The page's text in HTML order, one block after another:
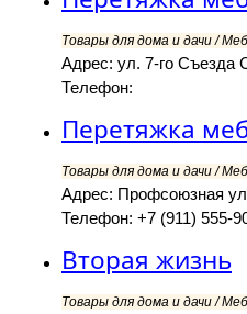
Товары для дома и дачи /
Адрес: ул. 7-го Съезда
Телефон:
Перетяжка
Товары для дома и дачи /
Адрес: Профсоюзная
Телефон: +7 (911) 555-
Вторая жизнь
Товары для дома и дачи /